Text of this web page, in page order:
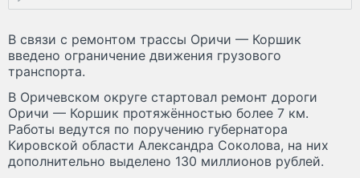
В связи с ремонтом трассы Оричи — Коршик
введено ограничение движения грузового
транспорта.
В Оричевском округе стартовал ремонт дороги
Оричи — Коршик протяжённостью более 7 км.
Работы ведутся по поручению губернатора
Кировской области Александра Соколова, на них
дополнительно выделено 130 миллионов рублей.